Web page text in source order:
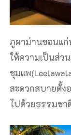
ภูผาม่านขอนแ
ให้ความเป็นส่ว
ชุมแพ
สะดวกสบายตั้
ไปด้วยธรรมชา